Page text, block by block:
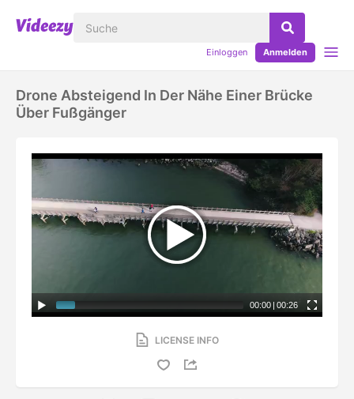
Einloggen Anmelden
Drone Absteigend In Der Nähe Einer Brücke
Über Fußgänger
00:00 | 00:26
LICENSE INFO